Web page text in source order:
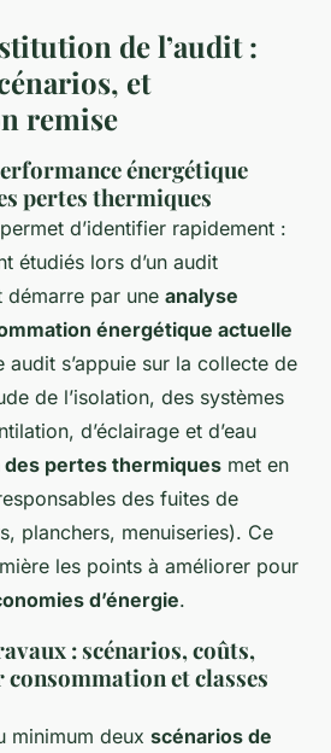
de l’audit :
et
remise
énergétique
pertes thermiques
d’identifier rapidement :
étudiés lors d’un audit
démarre par une analyse
énergétique actuelle
audit s’appuie sur la collecte de
de l’isolation, des systèmes
d’éclairage et d’eau
des pertes thermiques met en
des fuites de
planchers, menuiseries). Ce
les points à améliorer pour
d’énergie.
: scénarios, coûts,
et classes
minimum deux scénarios de